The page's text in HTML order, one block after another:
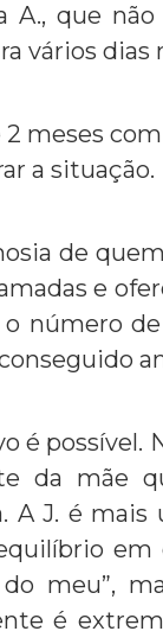
que não
vários dias
meses
a situação.
de
e
número
é possível.
da mãe
A J. é
em
meu”,
é